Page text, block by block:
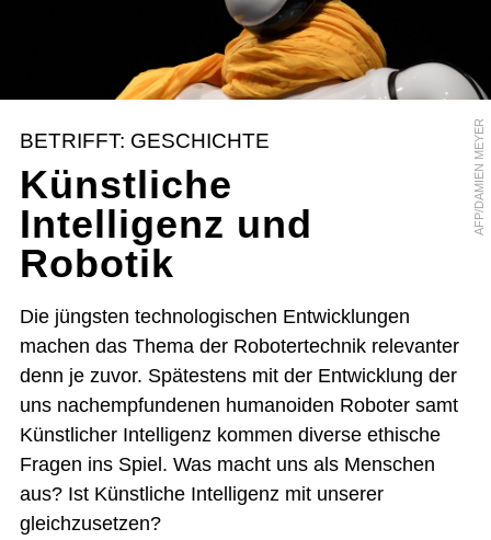
AFP/DAMIEN MEYER
BETRIFFT: GESCHICHTE
Künstliche
Intelligenz und
Robotik
Die jüngsten technologischen Entwicklungen
machen das Thema der Robotertechnik relevanter
denn je zuvor. Spätestens mit der Entwicklung der
uns nachempfundenen humanoiden Roboter samt
Künstlicher Intelligenz kommen diverse ethische
Fragen ins Spiel. Was macht uns als Menschen
aus? Ist Künstliche Intelligenz mit unserer
gleichzusetzen?